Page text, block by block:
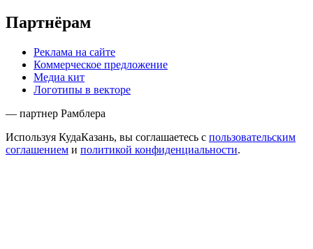
Партнёрам
Реклама на сайте
Коммерческое предложение
Медиа кит
Логотипы в векторе
— партнер Рамблера
Используя КудаКазань, вы соглашаетесь с пользовательским
соглашением и политикой конфиденциальности.